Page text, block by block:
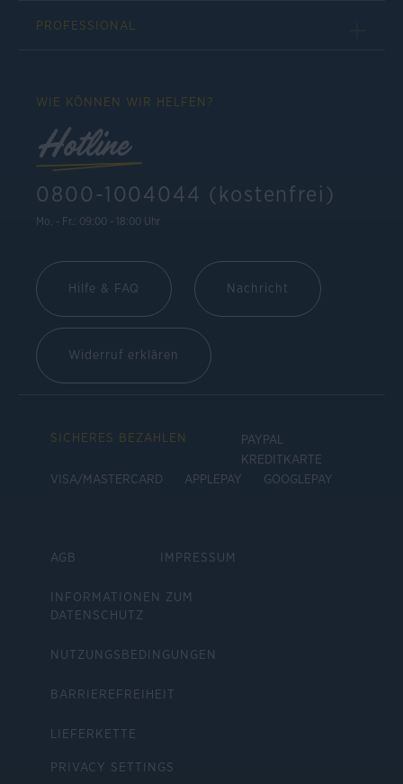
PROFESSIONAL
WIE KÖNNEN WIR HELFEN?
Hotline
0800-1004044 (kostenfrei)
Mo. - Fr.: 09:00 - 18:00 Uhr
Hilfe & FAQ Nachricht
Widerruf erklären
SICHERES BEZAHLEN
PAYPAL
KREDITKARTE
VISA/MASTERCARD
APPLEPAY GOOGLEPAY
AGB IMPRESSUM
INFORMATIONEN ZUM
DATENSCHUTZ
NUTZUNGSBEDINGUNGEN
BARRIEREFREIHEIT
LIEFERKETTE
PRIVACY SETTINGS